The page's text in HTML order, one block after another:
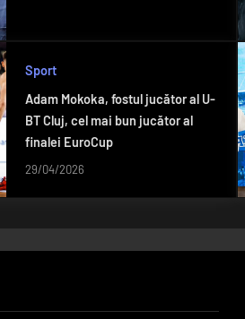
Sport
Adam Mokoka, fostul jucător al U-
BT Cluj, cel mai bun jucător al
finalei EuroCup
29/04/2026